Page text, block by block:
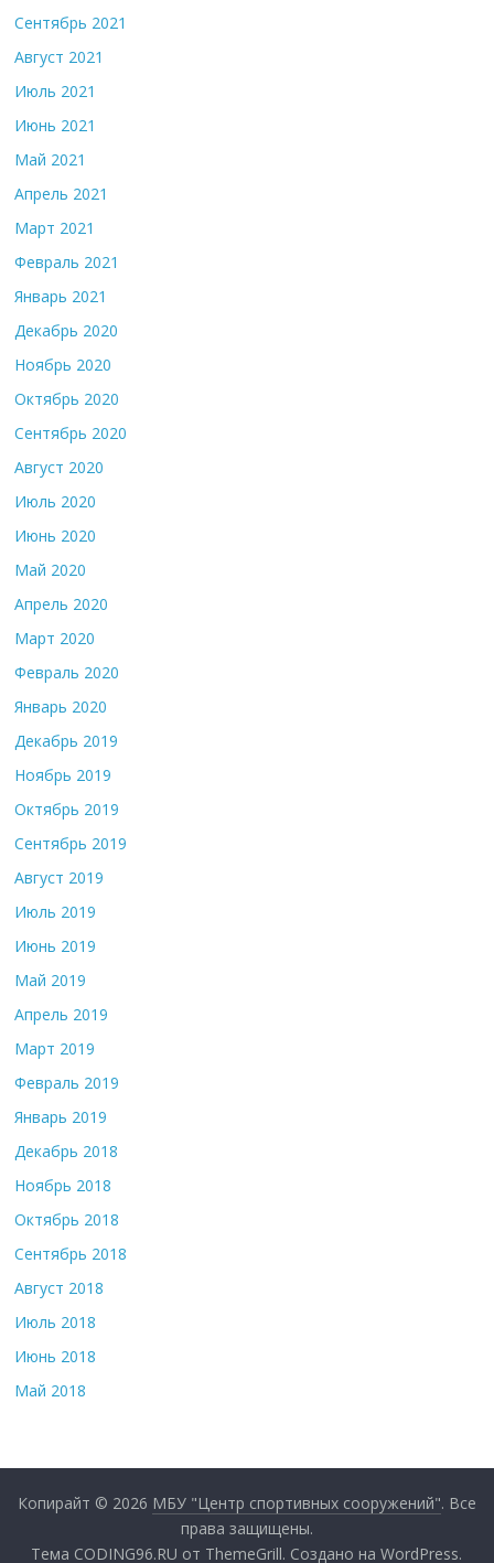
Сентябрь 2021
Август 2021
Июль 2021
Июнь 2021
Май 2021
Апрель 2021
Март 2021
Февраль 2021
Январь 2021
Декабрь 2020
Ноябрь 2020
Октябрь 2020
Сентябрь 2020
Август 2020
Июль 2020
Июнь 2020
Май 2020
Апрель 2020
Март 2020
Февраль 2020
Январь 2020
Декабрь 2019
Ноябрь 2019
Октябрь 2019
Сентябрь 2019
Август 2019
Июль 2019
Июнь 2019
Май 2019
Апрель 2019
Март 2019
Февраль 2019
Январь 2019
Декабрь 2018
Ноябрь 2018
Октябрь 2018
Сентябрь 2018
Август 2018
Июль 2018
Июнь 2018
Май 2018
Копирайт © 2026 МБУ "Центр спортивных сооружений". Все
права защищены.
Тема CODING96.RU от ThemeGrill. Создано наWordPress.